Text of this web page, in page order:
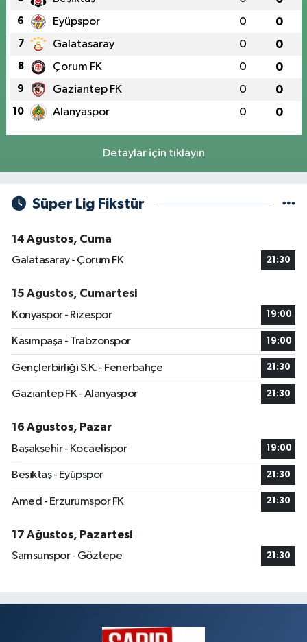
6 Eyüpspor 0 0
7 Galatasaray 0 0
8 Çorum FK 0 0
9 Gaziantep FK 0 0
10 Alanyaspor 0 0
Detaylar için tıklayın
Süper Lig Fikstür
14 Ağustos, Cuma
Galatasaray - Çorum FK
21:30
15 Ağustos, Cumartesi
Konyaspor - Rizespor
19:00
Kasımpaşa - Trabzonspor 19:00
Gençlerbirliği S.K. - Fenerbahçe 21:30
Gaziantep FK - Alanyaspor 21:30
16 Ağustos, Pazar
Başakşehir - Kocaelispor
19:00
Beşiktaş - Eyüpspor 21:30
Amed - Erzurumspor FK 21:30
17 Ağustos, Pazartesi
Samsunspor - Göztepe
21:30